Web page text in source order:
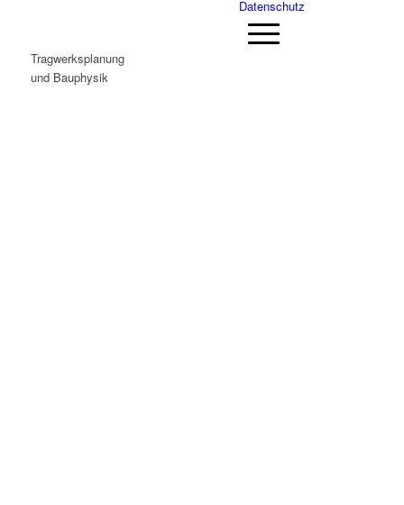
Datenschutz
Tragwerksplanung
und Bauphysik